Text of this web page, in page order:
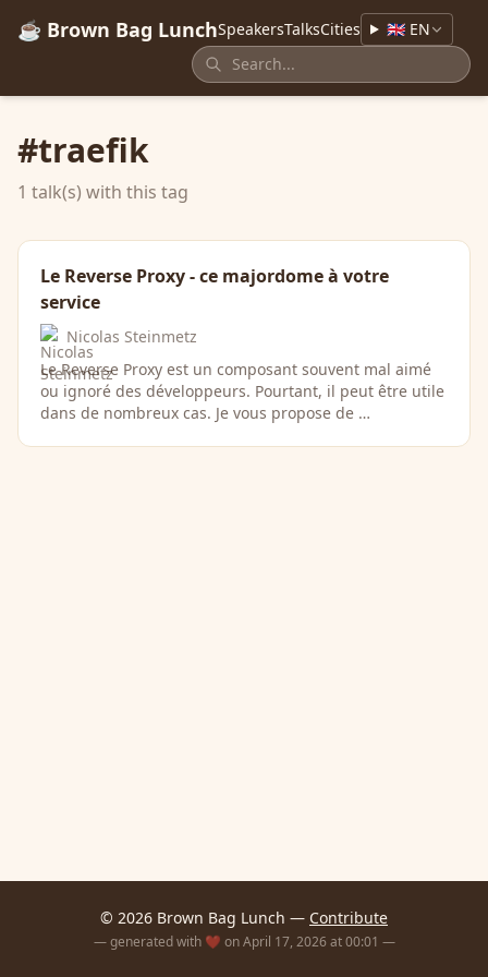
☕ Brown Bag LunchSpeakersTalksCities 🇬🇧 EN
#traefik
1 talk(s) with this tag
Le Reverse Proxy - ce majordome à votre
service
Nicolas Steinmetz
Le Reverse Proxy est un composant souvent mal aimé
ou ignoré des développeurs. Pourtant, il peut être utile
dans de nombreux cas. Je vous propose de …
© 2026 Brown Bag Lunch — Contribute
— generated with ❤️ on April 17, 2026 at 00:01 —